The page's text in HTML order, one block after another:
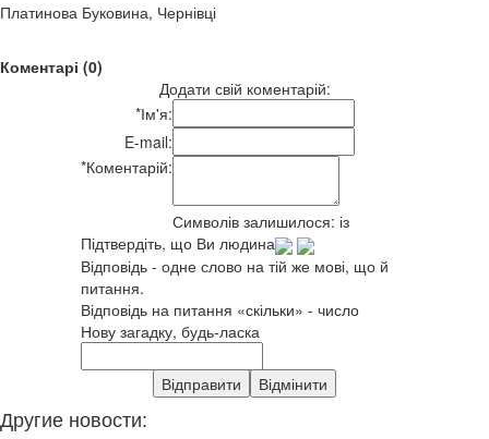
Платинова Буковина, Чернівці
Коментарі (0)
Додати свій коментарій:
*Ім'я:
E-mail:
*Коментарій:
Символів залишилося: із
Підтвердіть, що Ви людина
Відповідь - одне слово на тій же мові, що й
питання.
Відповідь на питання «скільки» - число
Нову загадку, будь-ласка
Другие новости: